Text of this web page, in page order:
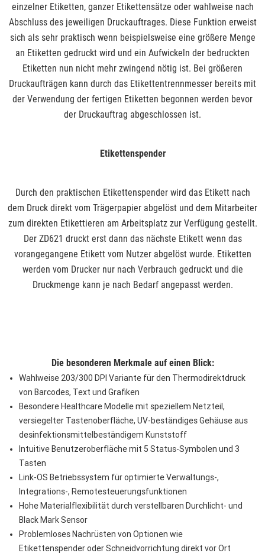
einzelner Etiketten, ganzer Etikettensätze oder wahlweise nach
Abschluss des jeweiligen Druckauftrages. Diese Funktion erweist
sich als sehr praktisch wenn beispielsweise eine größere Menge
an Etiketten gedruckt wird und ein Aufwickeln der bedruckten
Etiketten nun nicht mehr zwingend nötig ist. Bei größeren
Druckaufträgen kann durch das Etikettentrennmesser bereits mit
der Verwendung der fertigen Etiketten begonnen werden bevor
der Druckauftrag abgeschlossen ist.
Etikettenspender
Durch den praktischen Etikettenspender wird das Etikett nach
dem Druck direkt vom Trägerpapier abgelöst und dem Mitarbeiter
zum direkten Etikettieren am Arbeitsplatz zur Verfügung gestellt.
Der ZD621 druckt erst dann das nächste Etikett wenn das
vorangegangene Etikett vom Nutzer abgelöst wurde. Etiketten
werden vom Drucker nur nach Verbrauch gedruckt und die
Druckmenge kann je nach Bedarf angepasst werden.
Die besonderen Merkmale auf einen Blick:
Wahlweise 203/300 DPI Variante für den Thermodirektdruck
von Barcodes, Text und Grafiken
Besondere Healthcare Modelle mit speziellem Netzteil,
versiegelter Tastenoberfläche, UV-beständiges Gehäuse aus
desinfektionsmittelbeständigem Kunststoff
Intuitive Benutzeroberfläche mit 5 Status-Symbolen und 3
Tasten
Link-OS Betriebssystem für optimierte Verwaltungs-,
Integrations-, Remotesteuerungsfunktionen
Hohe Materialflexibilität durch verstellbaren Durchlicht- und
Black Mark Sensor
Problemloses Nachrüsten von Optionen wie
Etikettenspender oder Schneidvorrichtung direkt vor Ort